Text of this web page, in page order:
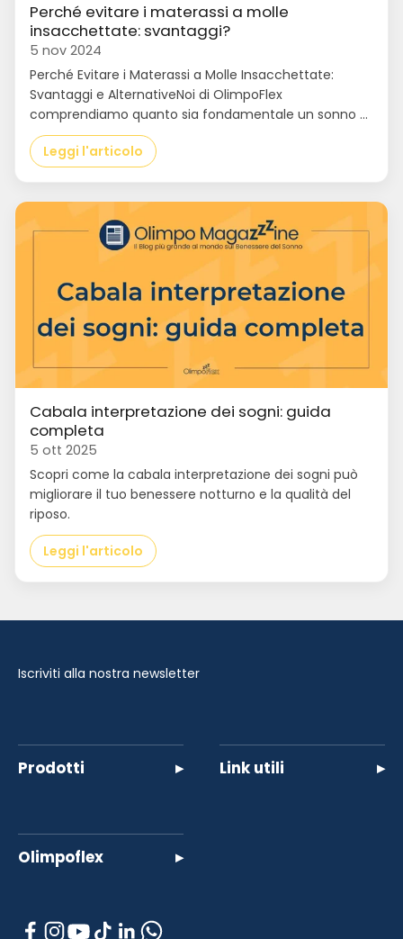
Perché evitare i materassi a molle
insacchettate: svantaggi?
5 nov 2024
Perché Evitare i Materassi a Molle Insacchettate:
Svantaggi e AlternativeNoi di OlimpoFlex
comprendiamo quanto sia fondamentale un sonno ...
Leggi l'articolo
Cabala interpretazione dei sogni: guida
completa
5 ott 2025
Scopri come la cabala interpretazione dei sogni può
migliorare il tuo benessere notturno e la qualità del
riposo.
Leggi l'articolo
Iscriviti alla nostra newsletter
Prodotti ▸ Link utili ▸
Olimpoflex ▸